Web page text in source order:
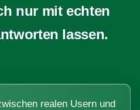
nur mit echten
lassen.
realen Usern und